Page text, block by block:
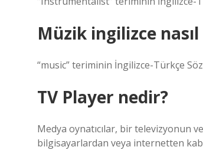
Müzik ingilizce
“music” teriminin İngilizce-Türkçe
TV Player nedir?
Medya oynatıcılar, bir televizyonun
bilgisayarlardan veya internetten